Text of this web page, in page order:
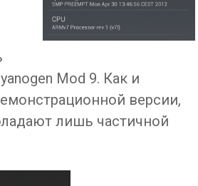
Mod 9. Как и
версии,
лишь частичной